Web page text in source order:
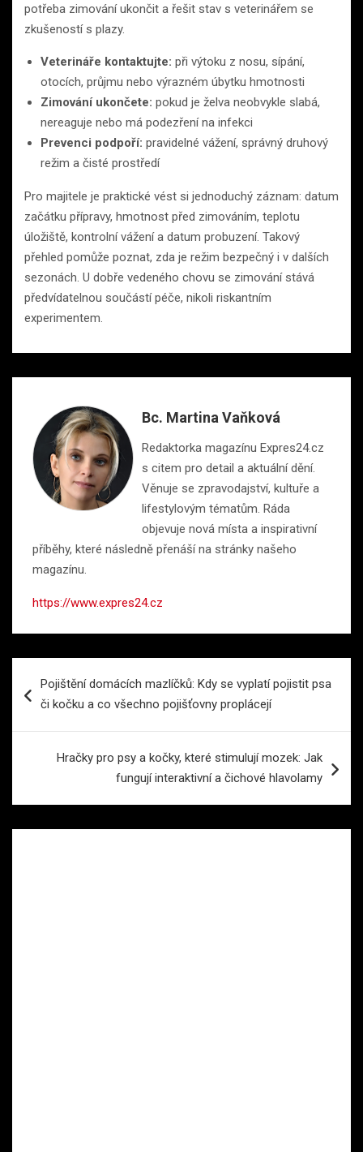
potřeba zimování ukončit a řešit stav s veterinářem se
zkušeností s plazy.
Veterináře kontaktujte: při výtoku z nosu, sípání,
otocích, průjmu nebo výrazném úbytku hmotnosti
Zimování ukončete: pokud je želva neobvykle slabá,
nereaguje nebo má podezření na infekci
Prevenci podpoří: pravidelné vážení, správný druhový
režim a čisté prostředí
Pro majitele je praktické vést si jednoduchý záznam: datum
začátku přípravy, hmotnost před zimováním, teplotu
úložiště, kontrolní vážení a datum probuzení. Takový
přehled pomůže poznat, zda je režim bezpečný i v dalších
sezonách. U dobře vedeného chovu se zimování stává
předvídatelnou součástí péče, nikoli riskantním
experimentem.
Bc. Martina Vaňková
Redaktorka magazínu Expres24.cz
s citem pro detail a aktuální dění.
Věnuje se zpravodajství, kultuře a
lifestylovým tématům. Ráda
objevuje nová místa a inspirativní
příběhy, které následně přenáší na stránky našeho
magazínu.
https://www.expres24.cz
proPojištění domácích mazlíčků: Kdy se vyplatí pojistit psa
či kočku a co všechno pojišťovny proplácejí
Hračky pro psy a kočky, které stimulují mozek: Jak
fungují interaktivní a čichové hlavolamy